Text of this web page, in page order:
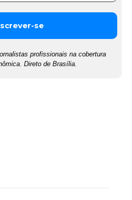
profissionais na cobertura
Direto de Brasília.